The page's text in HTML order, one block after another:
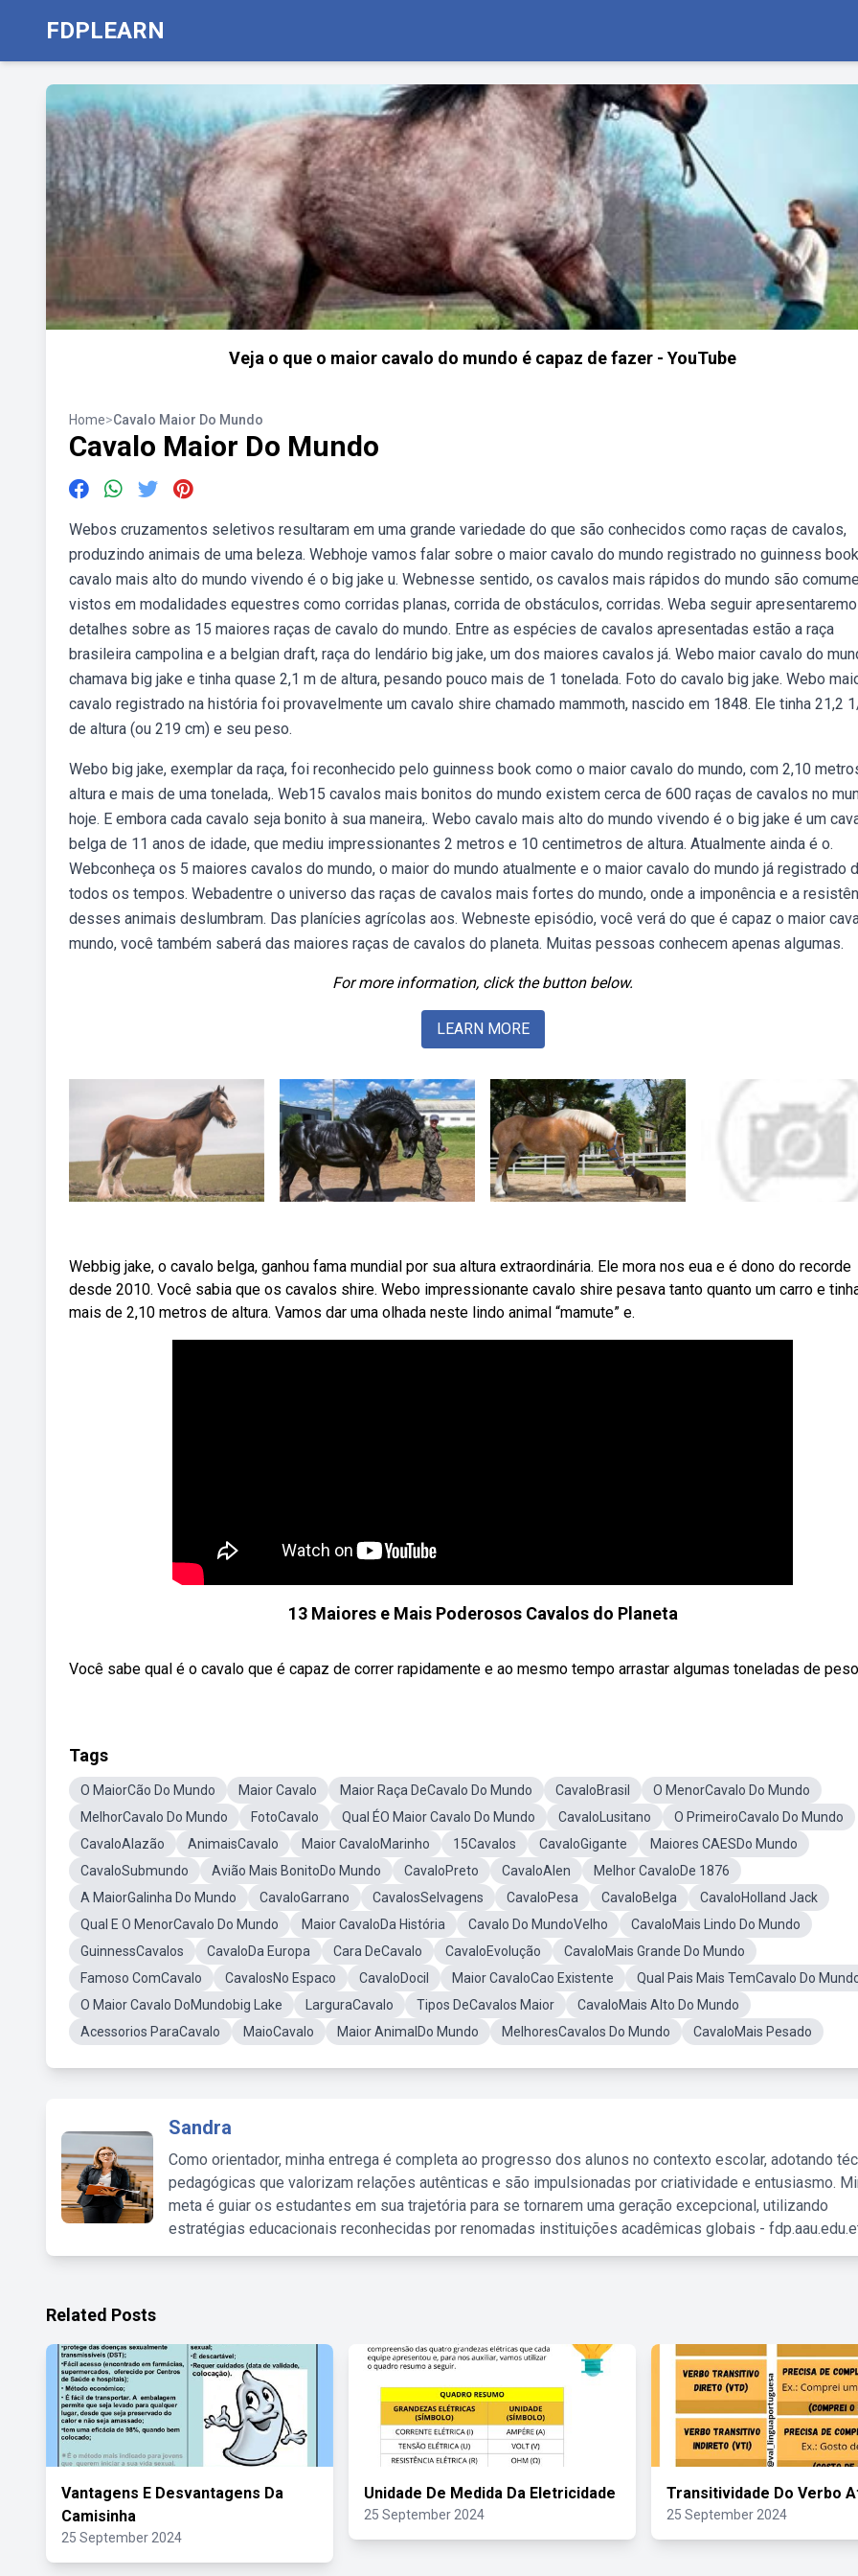
FDPLEARN
Veja o que o maior cavalo do mundo é capaz de fazer - YouTube
Home>Cavalo Maior Do Mundo
Cavalo Maior Do Mundo
Webos cruzamentos seletivos resultaram em uma grande variedade do que são conhecidos como raças de cavalos,
produzindo animais de uma beleza. Webhoje vamos falar sobre o maior cavalo do mundo registrado no guinness
cavalo mais alto do mundo vivendo é o big jake u. Webnesse sentido, os cavalos mais rápidos do mundo são
vistos em modalidades equestres como corridas planas, corrida de obstáculos, corridas. Weba seguir
detalhes sobre as 15 maiores raças de cavalo do mundo. Entre as espécies de cavalos apresentadas estão a raça
brasileira campolina e a belgian draft, raça do lendário big jake, um dos maiores cavalos já. Webo maior cavalo do
chamava big jake e tinha quase 2,1 m de altura, pesando pouco mais de 1 tonelada. Foto do cavalo big jake. Webo
cavalo registrado na história foi provavelmente um cavalo shire chamado mammoth, nascido em 1848. Ele tinha 21,2
de altura (ou 219 cm) e seu peso.
Webo big jake, exemplar da raça, foi reconhecido pelo guinness book como o maior cavalo do mundo, com 2,10
altura e mais de uma tonelada,. Web15 cavalos mais bonitos do mundo existem cerca de 600 raças de cavalos no
hoje. E embora cada cavalo seja bonito à sua maneira,. Webo cavalo mais alto do mundo vivendo é o big jake é um
belga de 11 anos de idade, que mediu impressionantes 2 metros e 10 centimetros de altura. Atualmente ainda é o.
Webconheça os 5 maiores cavalos do mundo, o maior do mundo atualmente e o maior cavalo do mundo já registrado
todos os tempos. Webadentre o universo das raças de cavalos mais fortes do mundo, onde a imponência e a
desses animais deslumbram. Das planícies agrícolas aos. Webneste episódio, você verá do que é capaz o maior
mundo, você também saberá das maiores raças de cavalos do planeta. Muitas pessoas conhecem apenas algumas.
For more information, click the button below.
LEARN MORE
Webbig jake, o cavalo belga, ganhou fama mundial por sua altura extraordinária. Ele mora nos eua e é dono do recorde
desde 2010. Você sabia que os cavalos shire. Webo impressionante cavalo shire pesava tanto quanto um carro e
mais de 2,10 metros de altura. Vamos dar uma olhada neste lindo animal “mamute” e.
13 Maiores e Mais Poderosos Cavalos do Planeta
Você sabe qual é o cavalo que é capaz de correr rapidamente e ao mesmo tempo arrastar algumas toneladas de
Tags
O MaiorCão Do Mundo Maior Cavalo Maior Raça DeCavalo Do Mundo CavaloBrasil
O MenorCavalo Do Mundo
MelhorCavalo Do Mundo
FotoCavalo Qual ÉO Maior Cavalo Do Mundo CavaloLusitano
O PrimeiroCavalo Do Mundo
CavaloAlazão
AnimaisCavalo Maior CavaloMarinho 15Cavalos CavaloGigante
Maiores CAESDo Mundo
CavaloSubmundo
Avião Mais BonitoDo Mundo CavaloPreto CavaloAlen
Melhor CavaloDe 1876
A MaiorGalinha Do Mundo
CavaloGarrano CavalosSelvagens CavaloPesa CavaloBelga
CavaloHolland Jack
Qual E O MenorCavalo Do Mundo
Maior CavaloDa História Cavalo Do MundoVelho
CavaloMais Lindo Do Mundo
GuinnessCavalos
CavaloDa Europa Cara DeCavalo CavaloEvolução
CavaloMais Grande Do Mundo
Famoso ComCavalo
CavalosNo Espaco CavaloDocil Maior CavaloCao Existente
Qual Pais Mais TemCavalo Do
O Maior Cavalo DoMundobig Lake
LarguraCavalo Tipos DeCavalos Maior
CavaloMais Alto Do Mundo
Acessorios ParaCavalo
MaioCavalo Maior AnimalDo Mundo MelhoresCavalos Do Mundo CavaloMais Pesado
Sandra
Como orientador, minha entrega é completa ao progresso dos alunos no contexto escolar, adotando
pedagógicas que valorizam relações autênticas e são impulsionadas por criatividade e entusiasmo.
meta é guiar os estudantes em sua trajetória para se tornarem uma geração excepcional, utilizando
estratégias educacionais reconhecidas por renomadas instituições acadêmicas globais -
Related Posts
Vantagens E Desvantagens Da
Camisinha
25 September 2024
Unidade De Medida Da Eletricidade
25 September 2024
Transitividade Do Verbo
25 September 2024